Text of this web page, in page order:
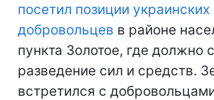
посетил позиции украинских
добровольцев в районе
пункта Золотое, где должно
разведение сил и средств.
встретился с